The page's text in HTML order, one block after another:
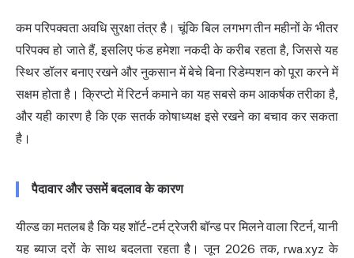
कम परिपक्वता अवधि सुरक्षा तंत्र है। चूंकि बिल लगभग तीन महीनों के भीतर
परिपक्व हो जाते हैं, इसलिए फंड हमेशा नकदी के करीब रहता है, जिससे यह
स्थिर डॉलर बनाए रखने और नुकसान में बेचे बिना रिडेम्पशन को पूरा करने में
सक्षम होता है। क्रिप्टो में रिटर्न कमाने का यह सबसे कम आकर्षक तरीका है,
और यही कारण है कि एक सतर्क कोषाध्यक्ष इसे रखने का बचाव कर सकता
है।
पैदावार और उसमें बदलाव के कारण
यील्ड का मतलब है कि यह शॉर्ट-टर्म ट्रेजरी बॉन्ड पर मिलने वाला रिटर्न, यानी
यह ब्याज दरों के साथ बदलता रहता है। जून 2026 तक, rwa.xyz के